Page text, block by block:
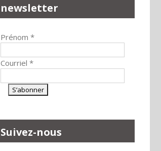
newsletter
Prénom *
Courriel *
Suivez-nous